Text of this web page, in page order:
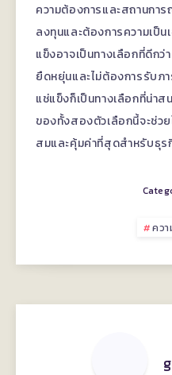
ความต้องการและสถานกา
ลงทุนและต้องการความเป็น
แข็งอาจเป็นทางเลือกที่ดีก
ยืดหยุ่นและไม่ต้องการรับภา
แช่แข็งก็เป็นทางเลือกที่น่า
ของทั้งสองตัวเลือกนี้จะช่ว
สมและคุ้มค่าที่สุดสำหรับธุร
ควา